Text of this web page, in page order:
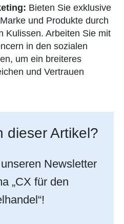
Bieten Sie exklusive
und Produkte durch
Kulissen. Arbeiten Sie mit
in den sozialen
um ein breiteres
und Vertrauen
dieser Artikel?
Newsletter
„CX für den